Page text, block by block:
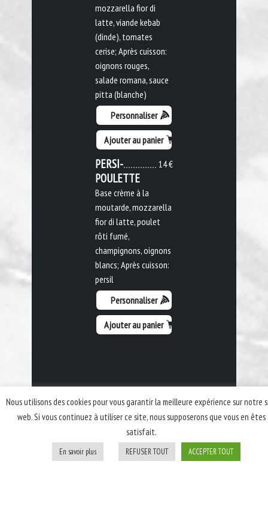
mozzarella fior di
latte, viande kebab
(dinde), tomates
cerise; Après cuisson:
oignons rouges,
salade romana, sauce
pitta (blanche)
Personnaliser
Ajouter au panier
14 €
PERSI-
POULETTE
Base crème à la
moutarde, mozzarella
fior di latte, poulet
rôti fumé,
champignons, oignons
blancs; Après cuisson:
persil
Personnaliser
Ajouter au panier
Nous utilisons des cookies pour vous garantir la meilleure expérience sur notre
web. Si vous continuez à utiliser ce site, nous supposerons que vous en êtes
satisfait.
En savoir plus REFUSER TOUT ACCEPTER TOUT